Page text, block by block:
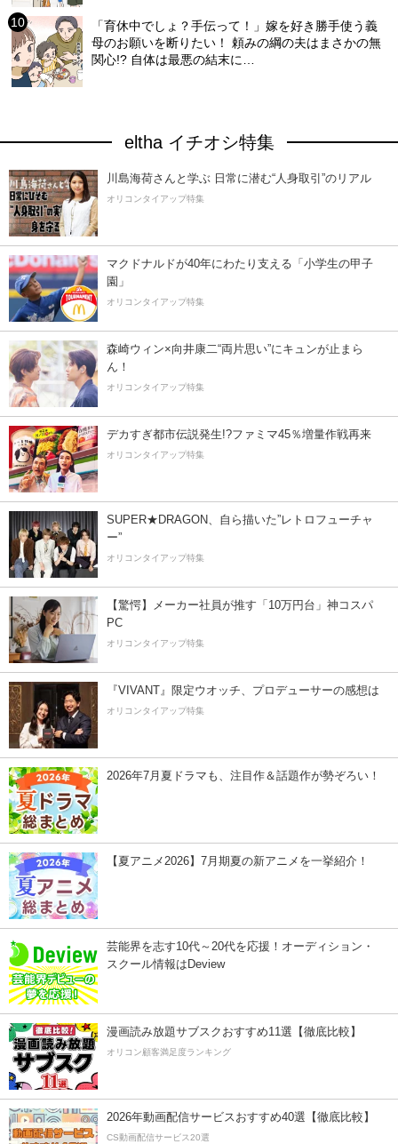
「育休中でしょ？手伝って！」嫁を好き勝手使う義
母のお願いを断りたい！ 頼みの綱の夫はまさかの無
関心!? 自体は最悪の結末に…
eltha イチオシ特集
川島海荷さんと学ぶ 日常に潜む“人身取引”のリアル
オリコンタイアップ特集
マクドナルドが40年にわたり支える「小学生の甲子
園」
オリコンタイアップ特集
森崎ウィン×向井康二“両片思い”にキュンが止まら
ん！
オリコンタイアップ特集
デカすぎ都市伝説発生!?ファミマ45％増量作戦再来
オリコンタイアップ特集
SUPER★DRAGON、自ら描いた”レトロフューチャ
ー”
オリコンタイアップ特集
【驚愕】メーカー社員が推す「10万円台」神コスパ
PC
オリコンタイアップ特集
『VIVANT』限定ウオッチ、プロデューサーの感想は
オリコンタイアップ特集
2026年7月夏ドラマも、注目作＆話題作が勢ぞろい！
【夏アニメ2026】7月期夏の新アニメを一挙紹介！
芸能界を志す10代～20代を応援！オーディション・
スクール情報はDeview
漫画読み放題サブスクおすすめ11選【徹底比較】
オリコン顧客満足度ランキング
2026年動画配信サービスおすすめ40選【徹底比較】
CS動画配信サービス20選